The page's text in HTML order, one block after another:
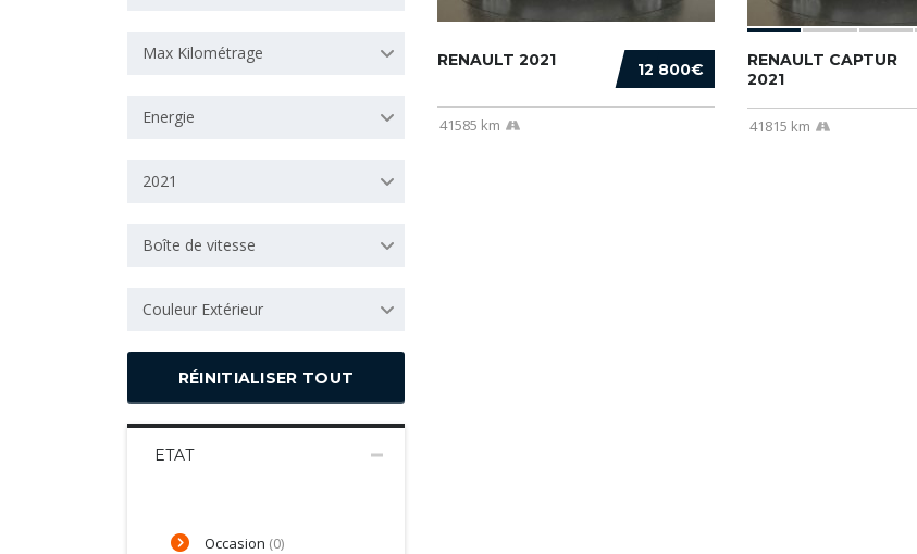
Max Kilométrage
Energie
2021
Boîte de vitesse
Couleur Extérieur
RÉINITIALISER TOUT
ETAT
Occasion (0)
12 800€
RENAULT 2021
41585 km
RENAULT CAPTUR
2021
41815 km